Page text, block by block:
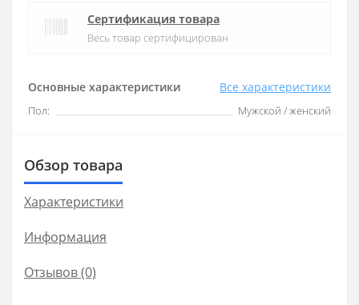
Основные характеристики Все характеристики
Пол: Мужской / женский
Сертификация товара
Весь товар сертифицирован
Обзор товара
Характеристики
Информация
Отзывов (0)